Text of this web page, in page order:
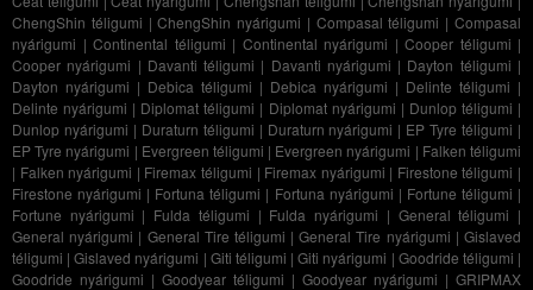
ChengShin téligumi |ChengShin nyárigumi | Compasal téligumi |Compasal
nyárigumi | Continental téligumi | Continental nyárigumi | Cooper téligumi |
Cooper nyárigumi | Davanti téligumi | Davanti nyárigumi | Dayton téligumi |
Dayton nyárigumi | Debica téligumi | Debica nyárigumi | Delinte téligumi |
Delinte nyárigumi | Diplomat téligumi | Diplomat nyárigumi | Dunlop téligumi |
Dunlop nyárigumi | Duraturn téligumi | Duraturn nyárigumi | EP Tyre téligumi |
EP Tyre nyárigumi | Evergreen téligumi | Evergreen nyárigumi | Falken téligumi
| Falken nyárigumi | Firemax téligumi | Firemax nyárigumi | Firestone téligumi |
Firestone nyárigumi | Fortuna téligumi | Fortuna nyárigumi | Fortune téligumi |
Fortune nyárigumi | Fulda téligumi | Fulda nyárigumi | General téligumi |
General nyárigumi | General Tire téligumi |General Tire nyárigumi |Gislaved
téligumi |Gislaved nyárigumi | Giti téligumi |Giti nyárigumi | Goodride téligumi |
Goodride nyárigumi | Goodyear téligumi | Goodyear nyárigumi | GRIPMAX